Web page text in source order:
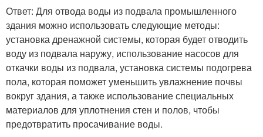
Ответ: Для отвода воды из подвала промышленного
здания можно использовать следующие методы:
установка дренажной системы, которая будет отводить
воду из подвала наружу, использование насосов для
откачки воды из подвала, установка системы подогрева
пола, которая поможет уменьшить увлажнение почвы
вокруг здания, а также использование специальных
материалов для уплотнения стен и полов, чтобы
предотвратить просачивание воды.